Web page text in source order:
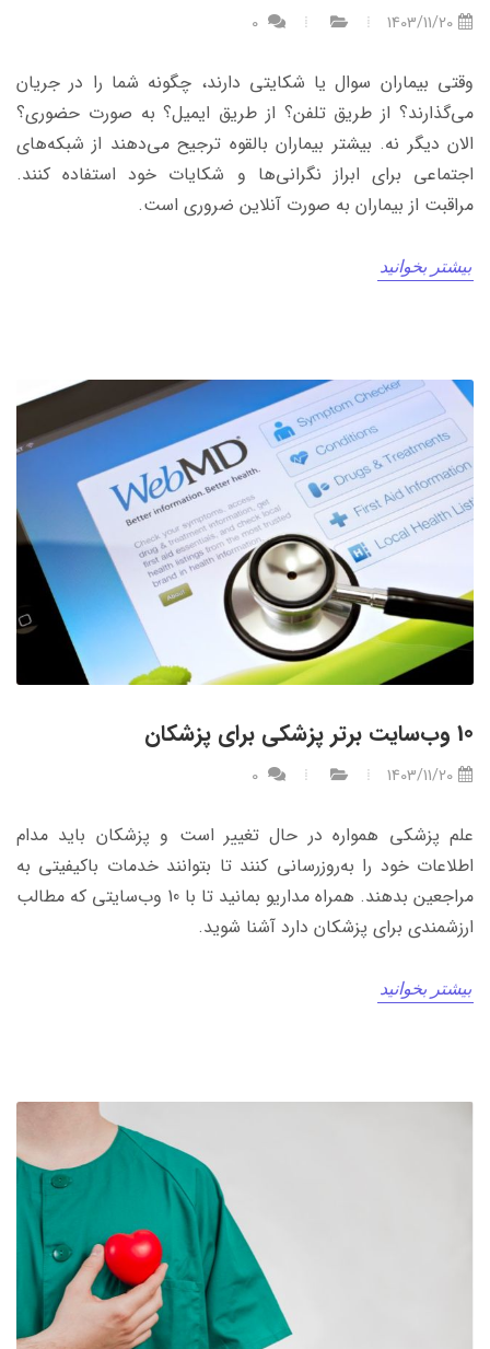
1403/11/20
وقتی بیماران سوال یا شکایتی دارند، چگونه شما را در جریان
می‌گذارند؟ از طریق تلفن؟ از طریق ایمیل؟ به صورت حضوری؟
الان دیگر نه. بیشتر بیماران بالقوه ترجیح می‌دهند از شبکه‌های
اجتماعی برای ابراز نگرانی‌ها و شکایات خود استفاده کنند.
مراقبت از بیماران به صورت آنلاین ضروری است.
بیشتر بخوانید
10 وب‌سایت برتر پزشکی برای پزشکان
1403/11/20
علم پزشکی همواره در حال تغییر است و پزشکان باید مدام
اطلاعات خود را به‌روزرسانی کنند تا بتوانند خدمات باکیفیتی به
مراجعین بدهند. همراه مداریو بمانید تا با 10 وب‌سایتی که مطالب
ارزشمندی برای پزشکان دارد آشنا شوید.
بیشتر بخوانید